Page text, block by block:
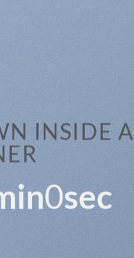
INSIDE A
0sec